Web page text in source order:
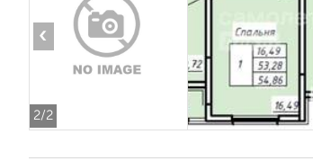
2/2
‹